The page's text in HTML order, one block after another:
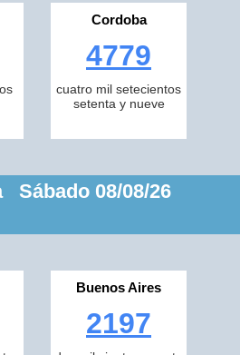
Cordoba
4779
cuatro mil setecientos
setenta y nueve
Sábado 08/08/26
Buenos Aires
2197